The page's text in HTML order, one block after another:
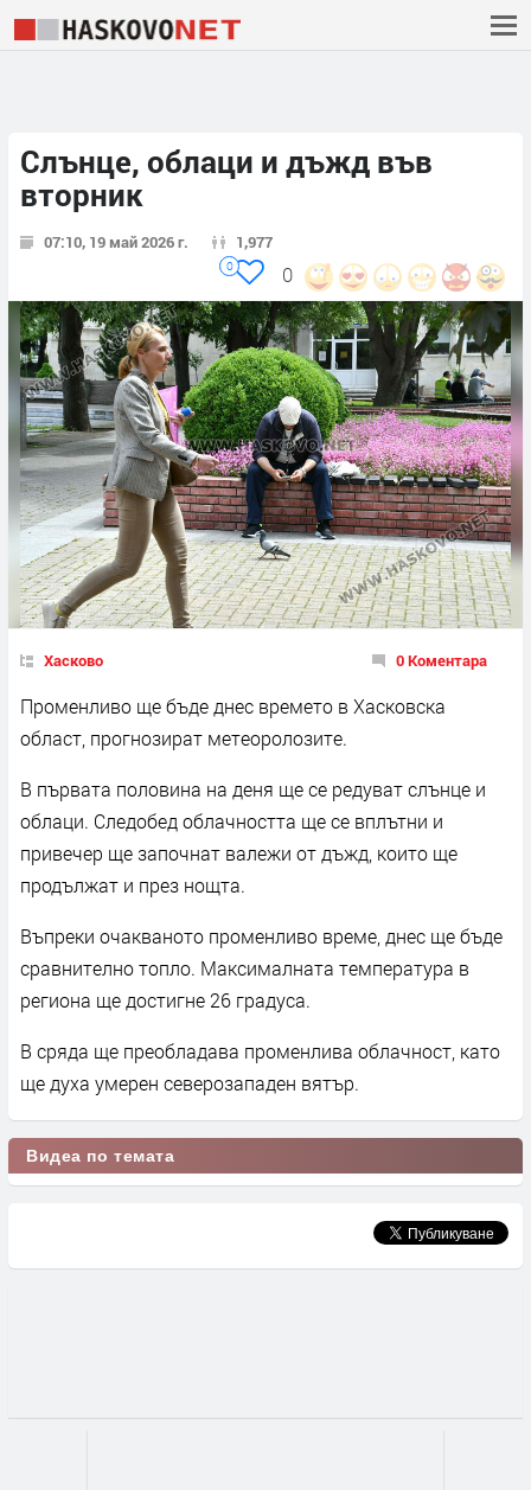
Слънце, облаци и дъжд във
вторник
07:10, 19 май 2026 г. 1,977
0
0
Хасково 0 Коментара
Променливо ще бъде днес времето в Хасковска
област, прогнозират метеоролозите.
В първата половина на деня ще се редуват слънце и
облаци. Следобед облачността ще се вплътни и
привечер ще започнат валежи от дъжд, които ще
продължат и през нощта.
Въпреки очакваното променливо време, днес ще бъде
сравнително топло. Максималната температура в
региона ще достигне 26 градуса.
В сряда ще преобладава променлива облачност, като
ще духа умерен северозападен вятър.
Видеа по темата